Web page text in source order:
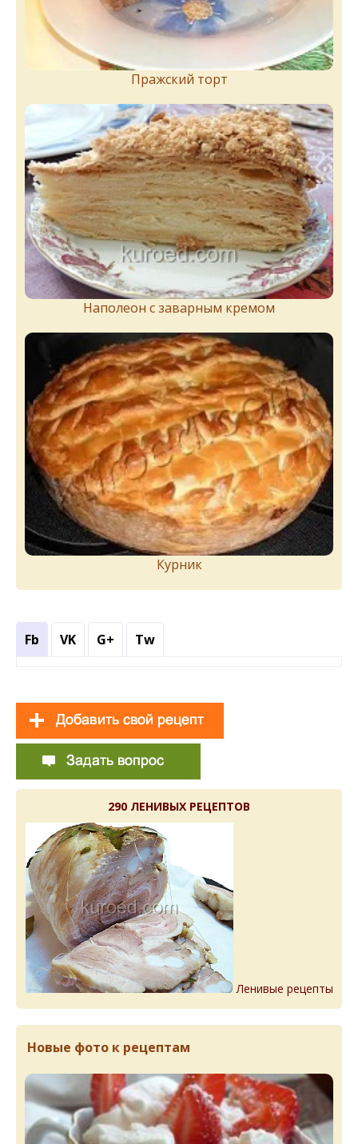
Пражский торт
Наполеон с заварным кремом
Курник
Fb VK G+ Tw
290 ЛЕНИВЫХ РЕЦЕПТОВ
Ленивые рецепты
Новые фото к рецептам